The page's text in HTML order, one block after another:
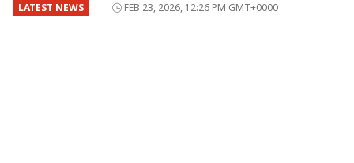
LATEST NEWS FEB 23, 2026, 12:26 PM GMT+0000